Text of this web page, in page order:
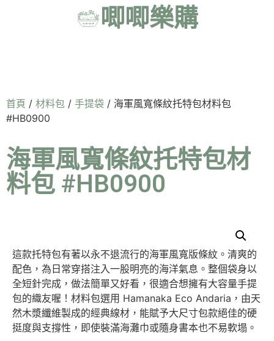
唧唧樂購
首頁 / 材料包 / 手提袋 / 海軍風寬條紋托特包材料包
#HB0900
海軍風寬條紋托特包材
料包 #HB0900
這款托特包有著以永不退流行的海軍風寬版條紋。清爽的
配色，為日常穿搭注入一股明亮的海洋氣息。整個袋身以
全短針完成，做法簡單又好看，很適合想擁有大容量手提
包的織友喔！材料包選用 Hamanaka Eco Andaria，由天
然木漿纖維製成的經典線材，能賦予大尺寸包款絕佳的硬
挺度與支撐性，即使裝滿海灘巾或隨身書本也不易軟塌。